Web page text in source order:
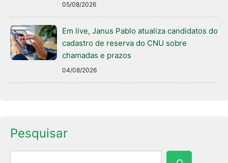
05/08/2026
Em live, Janus Pablo atualiza candidatos do
cadastro de reserva do CNU sobre
chamadas e prazos
04/08/2026
Pesquisar